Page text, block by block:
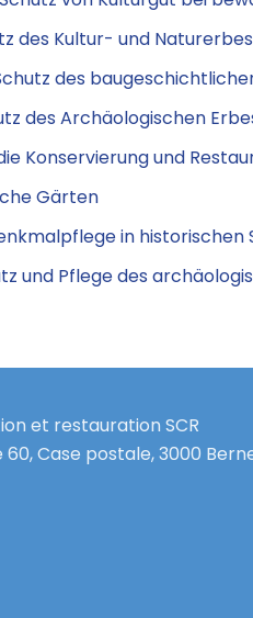
des Kultur- und
des
des Archäologischen
Konservierung und
Gärten
in historischen
und Pflege des
et restauration SCR
Case postale, 3000